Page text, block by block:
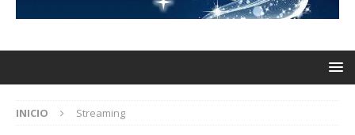
INICIO Streaming